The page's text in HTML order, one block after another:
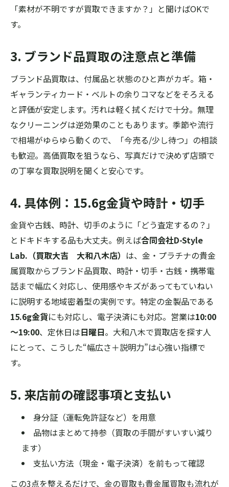
「素材が不明ですが買取できますか？」と聞けばOKで
す。
3. ブランド品買取の注意点と準備
ブランド品買取は、付属品と状態のひと声がカギ。箱・
ギャランティカード・ベルトの余りコマなどをそろえる
と評価が安定します。汚れは軽く拭くだけで十分。無理
なクリーニングは逆効果のこともあります。季節や流行
で相場がゆらゆら動くので、「今売る/少し待つ」の相談
も歓迎。高価買取を狙うなら、写真だけで決めず店頭で
の丁寧な買取説明を聞くと安心です。
4. 具体例：15.6g金貨や時計・切手
金貨や古銭、時計、切手のように「どう査定するの？」
とドキドキする品も大丈夫。例えば合同会社D-Style
Lab.（買取大吉 大和八木店） は、金・プラチナの貴金
属買取からブランド品買取、時計・切手・古銭・携帯電
話まで幅広く対応し、使用感やキズがあってもていねい
に説明する地域密着型の実例です。特定の金製品である
15.6g金貨にも対応し、電子決済にも対応。営業は10:00
～19:00、定休日は日曜日。大和八木で買取店を探す人
にとって、こうした“幅広さ＋説明力”は心強い指標で
す。
5. 来店前の確認事項と支払い
身分証（運転免許証など）を用意
品物はまとめて持参（買取の手間がすいすい減り
ます）
支払い方法（現金・電子決済）を前もって確認
この3点を整えるだけで、金の買取も貴金属買取も流れが